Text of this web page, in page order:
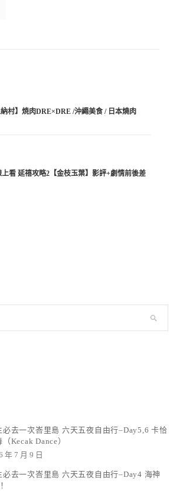
納村】焼肉DRE×DRE /沖繩美食 / 日本燒肉
看 延禧攻略2【金枝玉葉】影評+劇情前後差
必去一次峇里島 六天五夜自由行–Day5,6 卡恰
（Kecak Dance）
年 7 月 9 日
必去一次峇里島 六天五夜自由行–Day4 海神